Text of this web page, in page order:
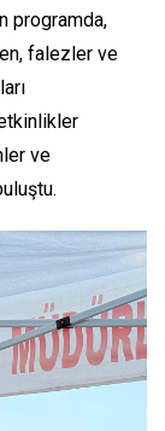
programda,
falezler ve
ve